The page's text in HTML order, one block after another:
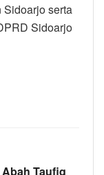
Sidoarjo serta
Sidoarjo
Taufiq